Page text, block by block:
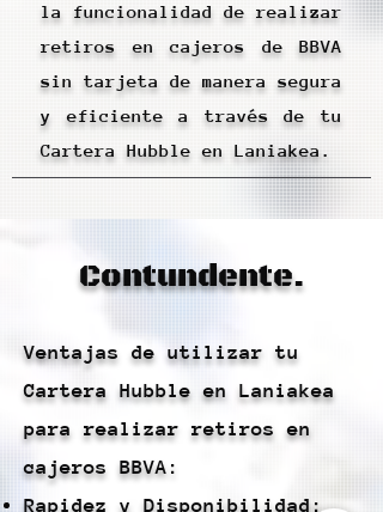
la funcionalidad de realizar
retiros en cajeros de BBVA
sin tarjeta de manera segura
y eficiente a través de tu
Cartera Hubble en Laniakea.
Contundente.
Ventajas de utilizar tu
Cartera Hubble en Laniakea
para realizar retiros en
cajeros BBVA:
Rapidez y Disponibilidad: